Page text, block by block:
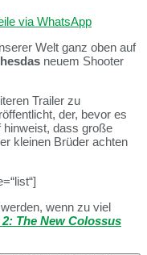
via WhatsApp
Welt ganz oben auf
neuem Shooter
Trailer zu
der, bevor es
dass große
kleinen Brüder achten
wenn zu viel
The New Colossus